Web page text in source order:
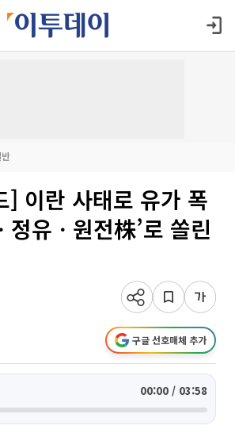
] 이란 사태로 유가 폭
유ㆍ원전株’로 쏠린
구글 선호매체 추가
00:00 / 03:58